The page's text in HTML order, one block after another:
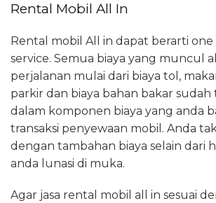
Rental Mobil All In
Rental mobil All in dapat berarti one
service. Semua biaya yang muncul
perjalanan mulai dari biaya tol,
parkir dan biaya bahan bakar
dalam komponen biaya yang anda
transaksi penyewaan mobil. Anda
dengan tambahan biaya selain dari
anda lunasi di muka.
Agar jasa rental mobil all in sesuai